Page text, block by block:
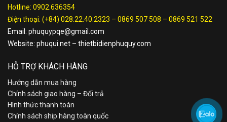
Hotline: 0902.636354
Điện thoại: (+84) 028.22.40.2323 – 0869 507 508 – 0869 521 522
Email: phuquypqe@gmail.com
Website: phuqui.net – thietbidienphuquy.com
HỖ TRỢ KHÁCH HÀNG
Hướng dẫn mua hàng
Chính sách giao hàng – Đổi trả
Hình thức thanh toán
Chính sách ship hàng toàn quốc